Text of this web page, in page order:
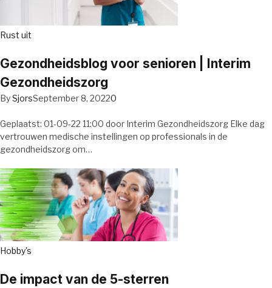
Rust uit
Gezondheidsblog voor senioren | Interim
Gezondheidszorg
BySjorsSeptember 8, 20220
Geplaatst: 01-09-22 11:00 door Interim Gezondheidszorg Elke dag
vertrouwen medische instellingen op professionals in de
gezondheidszorg om…
Hobby's
De impact van de 5-sterren